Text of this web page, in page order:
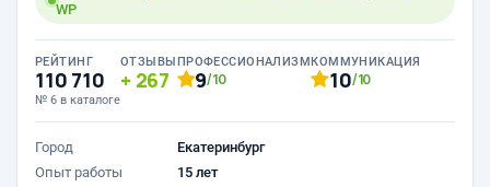
WP
РЕЙТИНГ
110 710
№ 6 в каталоге
ОТЗЫВЫ
267
ПРОФЕССИОНАЛИЗМ
9/10
КОММУНИКАЦИЯ
10/10
Город
Екатеринбург
Опыт работы
15 лет